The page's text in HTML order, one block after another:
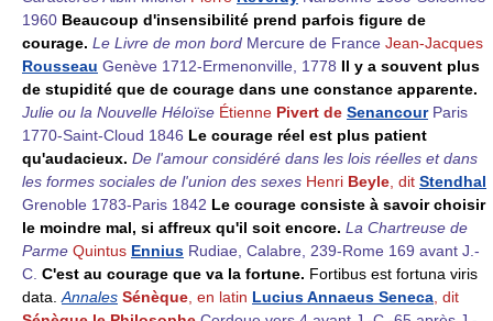
1960 Beaucoup d'insensibilité prend parfois figure de
courage. Le Livre de mon bord Mercure de France Jean-Jacques
Rousseau Genève 1712-Ermenonville, 1778 Il y a souvent plus
de stupidité que de courage dans une constance apparente.
Julie ou la Nouvelle Héloïse Étienne Pivert de Senancour Paris
1770-Saint-Cloud 1846 Le courage réel est plus patient
qu'audacieux. De l'amour considéré dans les lois réelles et dans
les formes sociales de l'union des sexes Henri Beyle , dit Stendhal
Grenoble 1783-Paris 1842 Le courage consiste à savoir choisir
le moindre mal, si affreux qu'il soit encore. La Chartreuse de
Parme Quintus Ennius Rudiae, Calabre, 239-Rome 169 avant J.-
C. C'est au courage que va la fortune. Fortibus est fortuna viris
data. Annales Sénèque , en latin Lucius Annaeus Seneca , dit